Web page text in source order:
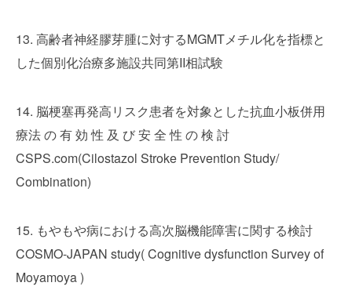
13. 高齢者神経膠芽腫に対するMGMTメチル化を指標と
した個別化治療多施設共同第II相試験
14. 脳梗塞再発高リスク患者を対象とした抗血小板併用
療法 の 有 効 性 及 び 安 全 性 の 検 討
CSPS.com(Cilostazol Stroke Prevention Study/
Combination)
15. もやもや病における高次脳機能障害に関する検討
COSMO-JAPAN study( Cognitive dysfunction Survey of
Moyamoya )